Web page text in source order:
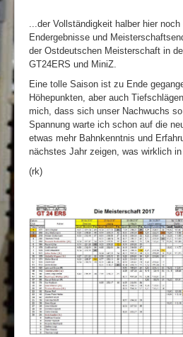
Rennbahn mieten!
...der Vollständigkeit halber hier
Endergebnisse und
der Ostdeutschen Meisterschaft in
GT24ERS und MiniZ.
Eine tolle Saison ist zu Ende
Höhepunkten, aber auch
mich, dass sich unser Nachwuchs
Spannung warte ich schon auf die
etwas mehr Bahnkenntnis und
nächstes Jahr zeigen, was wirklich
(rk)